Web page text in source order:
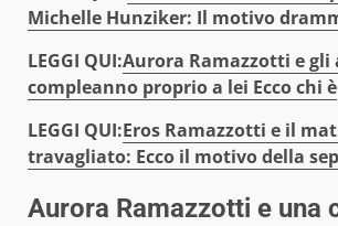
Michelle Hunziker: Il motivo
LEGGI QUI:Aurora Ramazzotti e gli
compleanno proprio a lei Ecco chi è
LEGGI QUI:Eros Ramazzotti e il
travagliato: Ecco il motivo della
Aurora Ramazzotti e una